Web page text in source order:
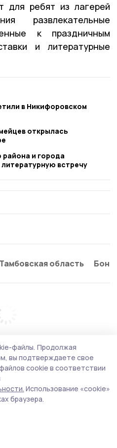
для ребят из лагерей
развлекательные
к праздничным
и литературные
в Никифоровском
открылась
и города
встречу
Тамбовская область
файлы. Продолжая
вы подтверждаете свое
cookie в соответствии
Использование «cookie»
браузера.